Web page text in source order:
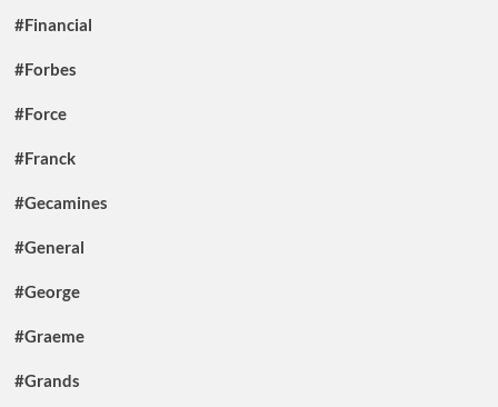
#Financial
#Forbes
#Force
#Franck
#Gecamines
#General
#George
#Graeme
#Grands